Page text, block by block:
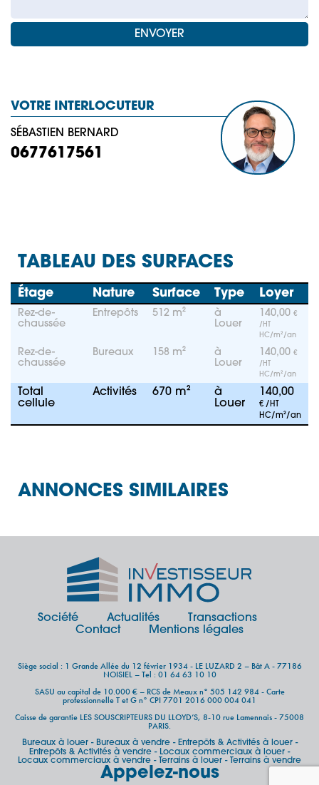
VOTRE INTERLOCUTEUR
SÉBASTIEN BERNARD
0677617561
TABLEAU DES SURFACES
Étage Nature Surface Type Loyer
Rez-de-
chaussée
Entrepôts 512 m²
à
Louer
140,00 €
/HT
HC/m²/an
Rez-de-
chaussée
Bureaux 158 m²
à
Louer
140,00 €
/HT
HC/m²/an
Total
cellule
Activités 670 m²
à
Louer
140,00
€ /HT
HC/m²/an
ANNONCES SIMILAIRES
Société Actualités
Transactions
Contact
Mentions légales
Siège social : 1 Grande Allée du 12 février 1934 - LE LUZARD 2 – Bât A - 77186
NOISIEL – Tel : 01 64 63 10 10
SASU au capital de 10.000 € – RCS de Meaux n° 505 142 984 - Carte
professionnelle T et G n° CPI 7701 2016 000 004 041
Caisse de garantie LES SOUSCRIPTEURS DU LLOYD’S, 8-10 rue Lamennais - 75008
PARIS.
Bureaux à louer- Bureaux à vendre- Entrepôts & Activités à louer-
Entrepôts & Activités à vendre - Locaux commerciaux à louer -
Locaux commerciaux à vendre - Terrains à louer - Terrains à vendre
Appelez-nous